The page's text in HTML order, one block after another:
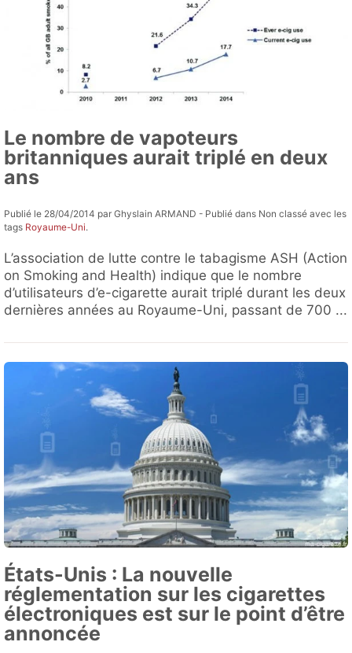
Le nombre de vapoteurs
britanniques aurait triplé en deux
ans
Publié le 28/04/2014 par Ghyslain ARMAND - Publié dans Non classé avec les
tags Royaume-Uni.
L’association de lutte contre le tabagisme ASH (Action
on Smoking and Health) indique que le nombre
d’utilisateurs d’e-cigarette aurait triplé durant les deux
dernières années au Royaume-Uni, passant de 700 ...
États-Unis : La nouvelle
réglementation sur les cigarettes
électroniques est sur le point d’être
annoncée